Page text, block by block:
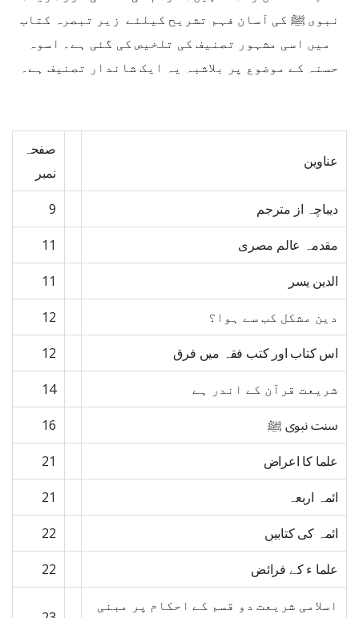
نبوی ﷺ کی آسان فہم تشریح کیلئے زیر تبصرہ کتاب
میں اسی مشہور تصنیف کی تلخیص کی گئی ہے۔ اسوہ
حسنہ کے موضوع پر بلاشبہ یہ ایک شاندار تصنیف ہے۔
عناوین
صفحہ
نمبر
دیباچہ از مترجم 9
مقدمہ عالم مصری 11
الدین یسر 11
دین مشکل کب سے ہوا؟ 12
اس کتاب اور کتب فقہ میں فرق 12
شریعت قرآن کے اندر ہے 14
سنت نبوی ﷺ 16
علما کا اعراض 21
ائمہ اربعہ 21
ائمہ کی کتابیں 22
علما ء کے فرائض 22
اسلامی شریعت دو قسم کے احکام پر مبنی